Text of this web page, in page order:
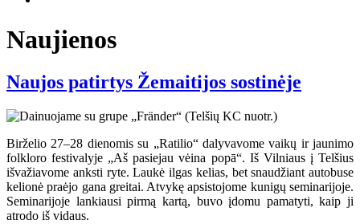
Naujienos
Naujos patirtys Žemaitijos sostinėje
Birželio 27–28 dienomis su „Ratilio“ dalyvavome vaikų ir jaunimo
folkloro festivalyje „Aš pasiejau vėina popā“. Iš Vilniaus į Telšius
išvažiavome anksti ryte. Laukė ilgas kelias, bet snaudžiant autobuse
kelionė praėjo gana greitai. Atvykę apsistojome kunigų seminarijoje.
Seminarijoje lankiausi pirmą kartą, buvo įdomu pamatyti, kaip ji
atrodo iš vidaus.